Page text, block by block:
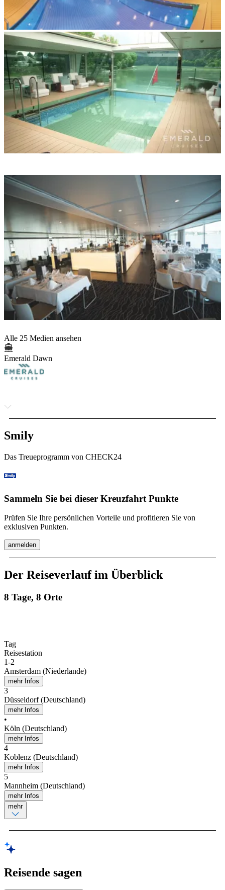
Alle 25 Medien ansehen
Emerald Dawn
Smily
Das Treueprogramm von CHECK24
Sammeln Sie bei dieser Kreuzfahrt Punkte
Prüfen Sie Ihre persönlichen Vorteile und profitieren Sie von
exklusiven Punkten.
anmelden
Der Reiseverlauf im Überblick
8 Tage, 8 Orte
Tag
Reisestation
1-2
Amsterdam (Niederlande)
mehr Infos
3
Düsseldorf (Deutschland)
mehr Infos
•
Köln (Deutschland)
mehr Infos
4
Koblenz (Deutschland)
mehr Infos
5
Mannheim (Deutschland)
mehr Infos
mehr
Reisende sagen